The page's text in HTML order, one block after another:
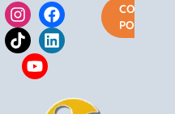
COMPRA
POR